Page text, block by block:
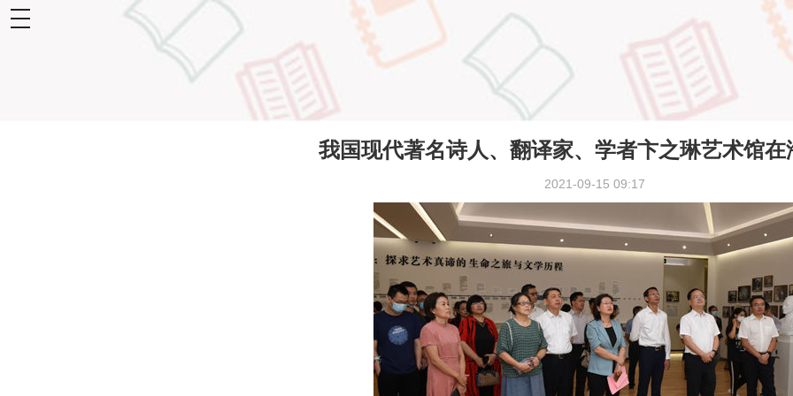
toggle
我国现代著名诗人、翻译家、学者卞之琳艺术馆在
2021-09-15 09:17